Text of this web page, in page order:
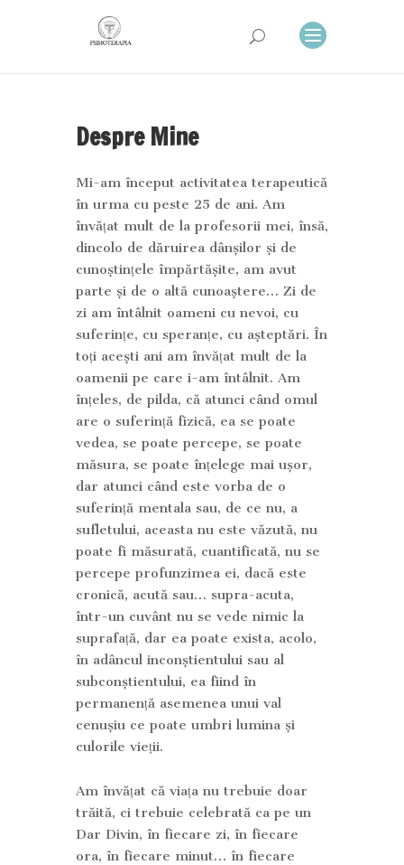
Despre Mine
Mi-am început activitatea terapeutică
în urma cu peste 25 de ani. Am
învățat mult de la profesorii mei, însă,
dincolo de dăruirea dânșilor și de
cunoștințele împărtășite, am avut
parte și de o altă cunoaștere… Zi de
zi am întâlnit oameni cu nevoi, cu
suferințe, cu speranțe, cu așteptări. În
toți acești ani am învățat mult de la
oamenii pe care i-am întâlnit. Am
înțeles, de pilda, că atunci când omul
are o suferință fizică, ea se poate
vedea, se poate percepe, se poate
măsura, se poate înțelege mai ușor,
dar atunci când este vorba de o
suferință mentala sau, de ce nu, a
sufletului, aceasta nu este văzută, nu
poate fi măsurată, cuantificată, nu se
percepe profunzimea ei, dacă este
cronică, acută sau… supra-acuta,
într-un cuvânt nu se vede nimic la
suprafață, dar ea poate exista, acolo,
în adâncul inconștientului sau al
subconștientului, ea fiind în
permanență asemenea unui val
cenușiu ce poate umbri lumina și
culorile vieții.
Am învățat că viața nu trebuie doar
trăită, ci trebuie celebrată ca pe un
Dar Divin, în fiecare zi, în fiecare
ora, în fiecare minut… în fiecare